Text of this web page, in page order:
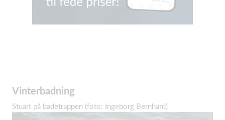
Vinterbadning
Stuart på badetrappen (foto: Ingeborg Bernhard)